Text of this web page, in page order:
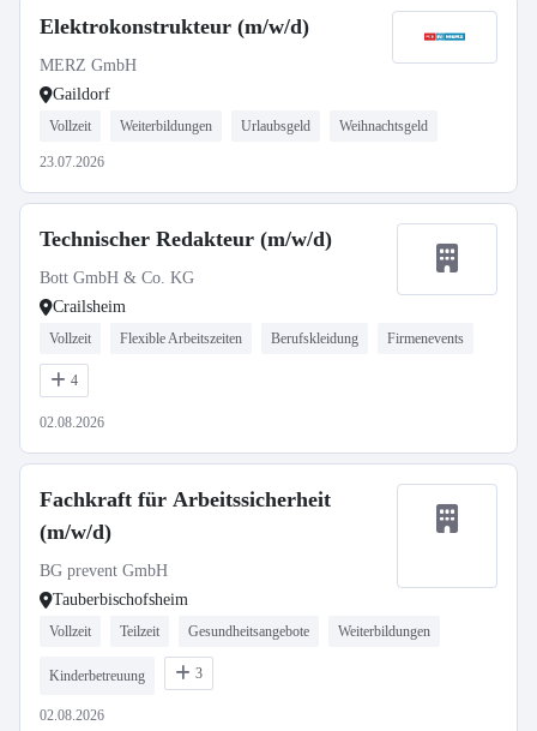
Elektrokonstrukteur (m/w/d)
MERZ GmbH
Gaildorf
Vollzeit Weiterbildungen Urlaubsgeld Weihnachtsgeld
23.07.2026
Technischer Redakteur (m/w/d)
Bott GmbH & Co. KG
Crailsheim
Vollzeit Flexible Arbeitszeiten Berufskleidung Firmenevents
4
02.08.2026
Fachkraft für Arbeitssicherheit
(m/w/d)
BG prevent GmbH
Tauberbischofsheim
Vollzeit Teilzeit Gesundheitsangebote Weiterbildungen
Kinderbetreuung 3
02.08.2026